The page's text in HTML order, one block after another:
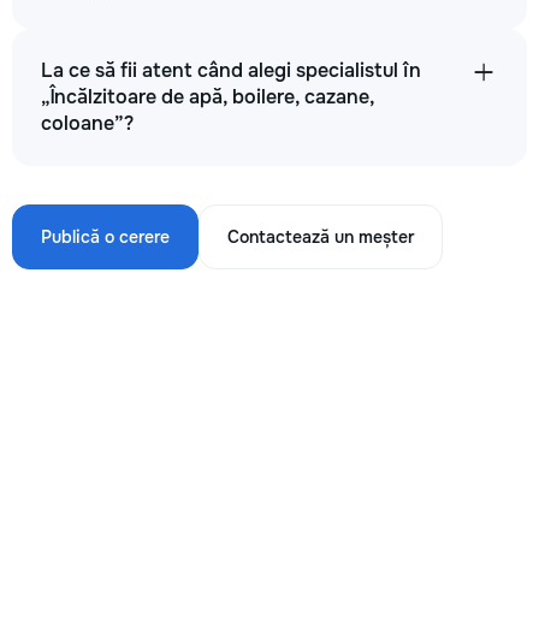
La ce să fii atent când alegi specialistul în
„Încălzitoare de apă, boilere, cazane,
coloane”?
Publică o cerere Contactează un meșter